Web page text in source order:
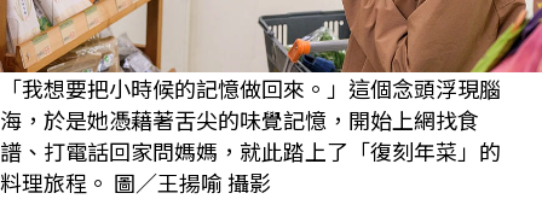
「我想要把小時候的記憶做回來。」這個念頭浮現腦
海，於是她憑藉著舌尖的味覺記憶，開始上網找食
譜、打電話回家問媽媽，就此踏上了「復刻年菜」的
料理旅程。 圖／王揚喻 攝影